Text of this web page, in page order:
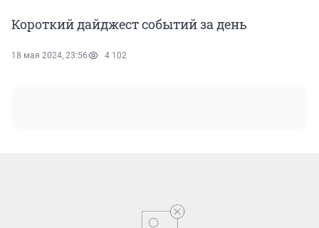
Короткий дайджест событий за день
18 мая 2024, 23:56 4 102